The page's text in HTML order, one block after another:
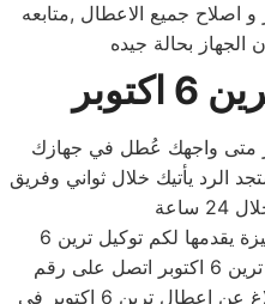
اصلاح جميع الاعطال ,متابعه
ترين 6 اكتوبر متى واجهك عُطل في جهازك
الرد يأتيك خلال ثواني وفريق
ساعة
صيانة ترين 6 اكتوبر خدمة مميزة يقدمها لكم توكيل ترين 6
اكتوبر عبر رقم صيانة تكييفات ترين 6 اكتوبر اتصل على رقم
صيانة تكييفات ترين 6 اكتوبر للبلاغ عن اعطال ترين 6 اكتوبر في